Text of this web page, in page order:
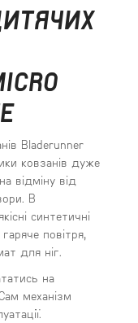
Bladerunner
ковзанів дуже
відміну від
В
синтетичні
повітря,
для ніг.
на
механізм